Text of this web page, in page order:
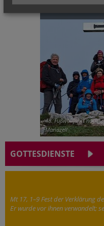
CHRONIK
48. Fußwallfahrt nach
Mariazell
GOTTESDIENSTE
Mt 17, 1–9 Fest der Verklärung
Er wurde vor ihnen verwandelt;